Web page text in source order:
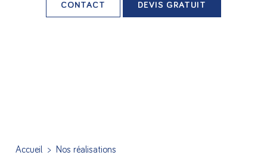
Nos agences
CONTACT DEVIS GRATUIT
Accueil > Nos réalisations